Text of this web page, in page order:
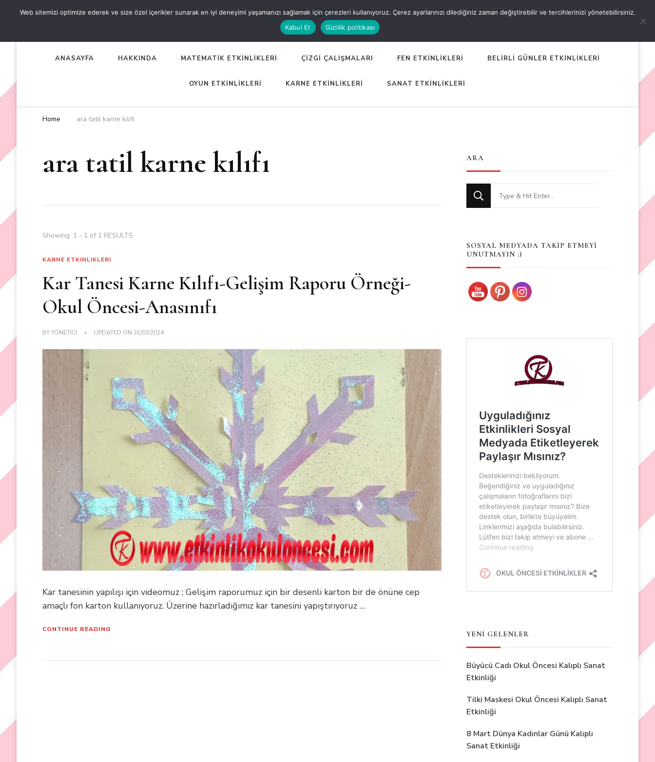
OKUL ÖNCESİ ETKİNLİKLER
ANASAYFA HAKKINDA MATEMATİK ETKİNLİKLERİ ÇİZGİ ÇALIŞMALARI FEN ETKİNLİKLERİ BELİRLİ GÜNLER ETKİNLİKLERİ
OYUN ETKİNLİKLERİ KARNE ETKİNLİKLERİ SANAT ETKİNLİKLERİ
Home ara tatil karne kılıfı
ara tatil karne kılıfı
Showing: 1 - 1 of 1 RESULTS
KARNE ETKINLIKLERI
Kar Tanesi Karne Kılıfı-Gelişim Raporu Örneği-
Okul Öncesi-Anasınıfı
BYYÖNETICI UPDATED ON 31/03/2024
Kar tanesinin yapılışı için videomuz ; Gelişim raporumuz için bir desenli karton bir de önüne cep
amaçlı fon karton kullanıyoruz. Üzerine hazırladığımız kar tanesini yapıştırıyoruz …
CONTINUE READING
ARA
Looking
for
SOSYAL MEDYADA TAKİP ETMEYİ
UNUTMAYIN :)
YENİ GELENLER
Büyücü Cadı Okul Öncesi Kalıplı Sanat
Etkinliği
Tilki Maskesi Okul Öncesi Kalıplı Sanat
Etkinliği
8 Mart Dünya Kadınlar Günü Kalıplı
Sanat Etkinliği
Web sitemizi optimize ederek ve size özel içerikler sunarak en iyi deneyimi yaşamanızı sağlamak için çerezleri kullanıyoruz. Çerez ayarlarınızı dilediğiniz zaman değiştirebilir ve tercihlerinizi yönetebilirsiniz.
Kabul Et
Gizlilik politikası